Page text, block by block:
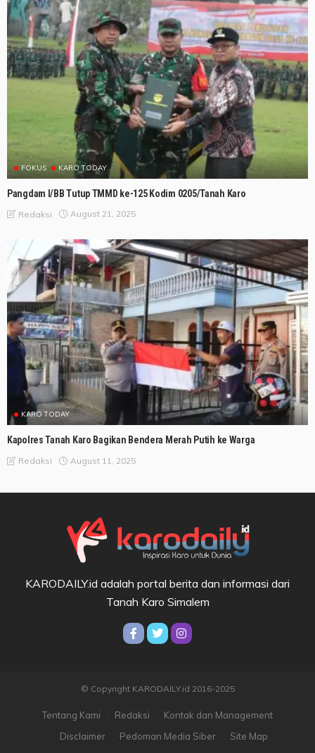
FOKUS KARO TODAY
Pangdam I/BB Tutup TMMD ke-125 Kodim 0205/Tanah Karo
Redaksi August 21, 2025
KARO TODAY
Kapolres Tanah Karo Bagikan Bendera Merah Putih ke Warga
Redaksi August 11, 2025
KARODAILY.id adalah portal berita dan informasi dari
Tanah Karo Simalem
© Copyright KARODAILY.id 2016-2025
Tentang Kami Redaksi
Kontak dan Management
Disclaimer
Pedoman Media Siber Site Map